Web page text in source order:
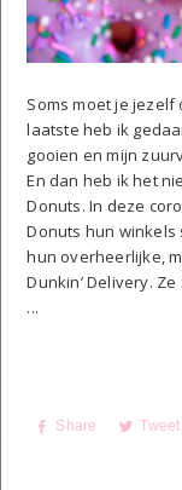
Soms moet je
laatste heb ik
gooien en mijn
En dan heb ik het
Donuts. In deze
Donuts hun winkels
hun overheerlijke,
Dunkin’ Delivery.
...
Share Tweet